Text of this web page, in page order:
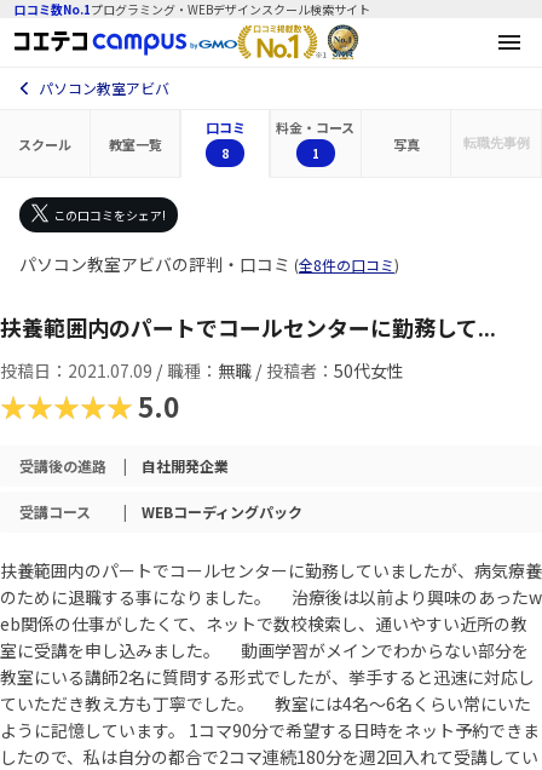
口コミ数No.1プログラミング・WEBデザインスクール検索サイト
パソコン教室アビバ
スクール 教室一覧
口コミ
8
料金・コース
1 写真 転職先事例
この口コミをシェア!
パソコン教室アビバの評判・口コミ (全8件の口コミ)
扶養範囲内のパートでコールセンターに勤務して...
投稿日：2021.07.09 / 職種： 無職 / 投稿者： 50代女性
★★★★★5.0
受講後の進路 | 自社開発企業
受講コース | WEBコーディングパック
扶養範囲内のパートでコールセンターに勤務していましたが、病気療養
のために退職する事になりました。 治療後は以前より興味のあったw
eb関係の仕事がしたくて、ネットで数校検索し、通いやすい近所の教
室に受講を申し込みました。 動画学習がメインでわからない部分を
教室にいる講師2名に質問する形式でしたが、挙手すると迅速に対応し
ていただき教え方も丁寧でした。 教室には4名～6名くらい常にいた
ように記憶しています。 1コマ90分で希望する日時をネット予約できま
したので、私は自分の都合で2コマ連続180分を週2回入れて受講してい